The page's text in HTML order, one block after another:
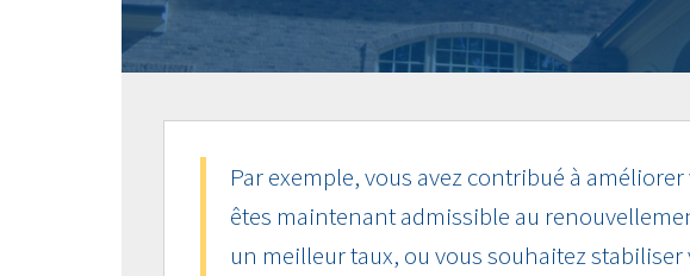
Par exemple, vous avez contribué à
êtes maintenant admissible au
un meilleur taux, ou vous souhaitez